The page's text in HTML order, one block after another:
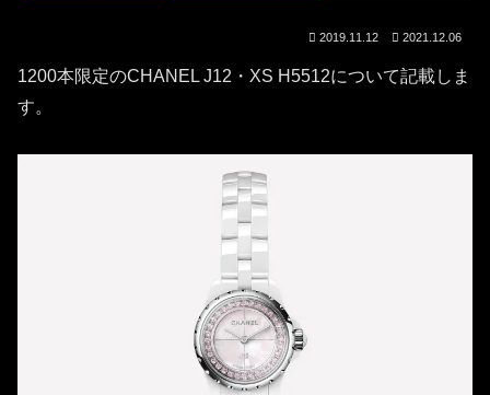
2019.11.12 2021.12.06
1200本限定のCHANEL J12・XS H5512について記載しま
す。